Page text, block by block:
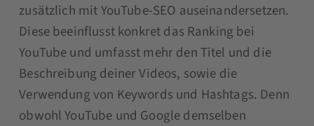
zusätzlich mit YouTube-SEO auseinandersetzen.
Diese beeinflusst konkret das Ranking bei
YouTube und umfasst mehr den Titel und die
Beschreibung deiner Videos, sowie die
Verwendung von Keywords und Hashtags. Denn
obwohl YouTube und Google demselben